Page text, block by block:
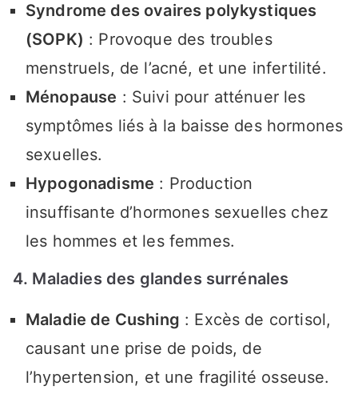
Syndrome des ovaires polykystiques
(SOPK) : Provoque des troubles
menstruels, de l’acné, et une infertilité.
Ménopause : Suivi pour atténuer les
symptômes liés à la baisse des hormones
sexuelles.
Hypogonadisme : Production
insuffisante d’hormones sexuelles chez
les hommes et les femmes.
4. Maladies des glandes surrénales
Maladie de Cushing : Excès de cortisol,
causant une prise de poids, de
l’hypertension, et une fragilité osseuse.